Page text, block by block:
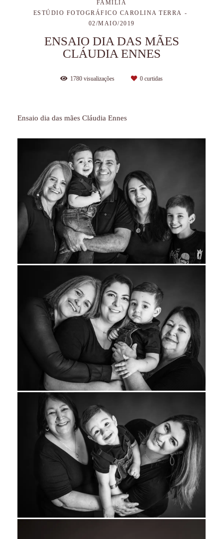
FAMÍLIA
ESTÚDIO FOTOGRÁFICO CAROLINA TERRA
02/MAIO/2019
ENSAIO DIA DAS MÃES
CLÁUDIA ENNES
1780 visualizações 0 curtidas
Ensaio dia das mães Cláudia Ennes